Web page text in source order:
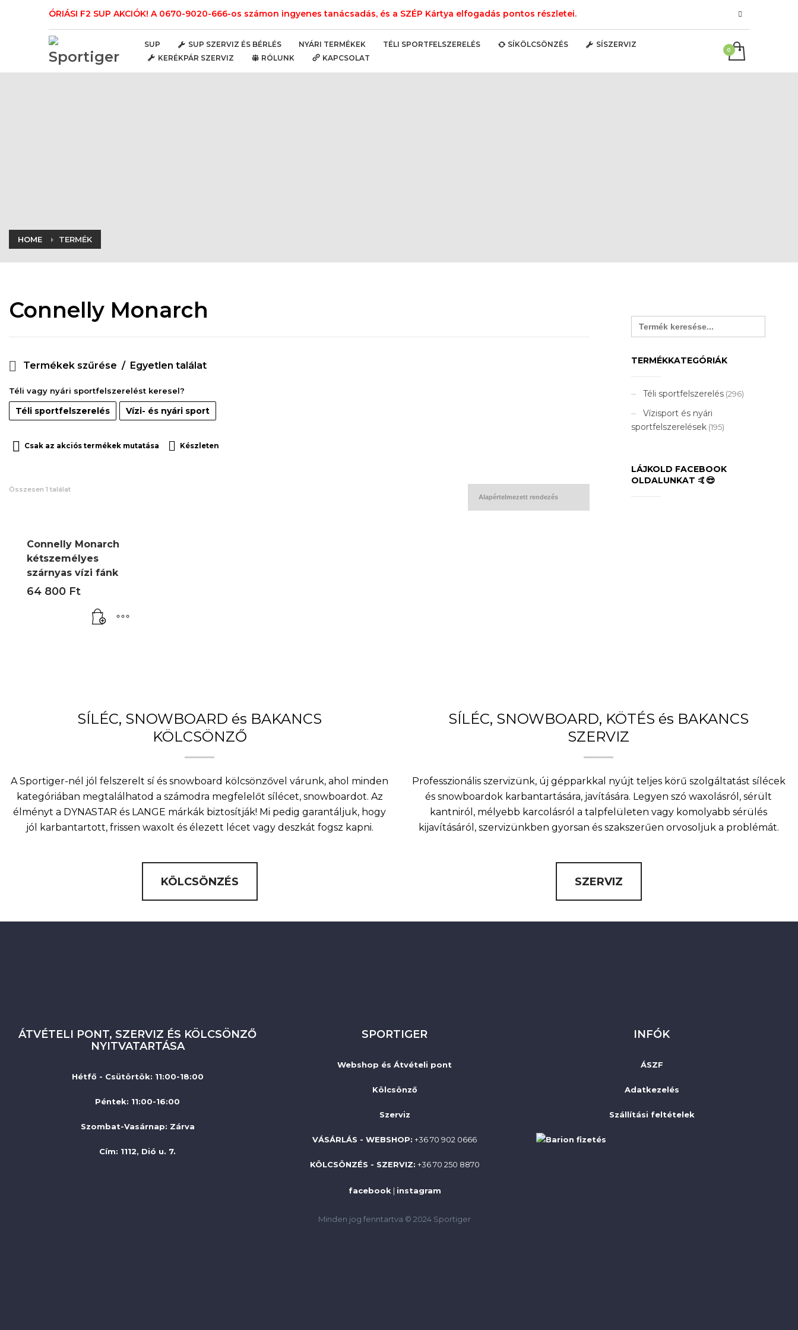
ÓRIÁSI F2 SUP AKCIÓK! A 0670-9020-666-os számon ingyenes tanácsadás, és a SZÉP Kártya elfogadás pontos részletei.
SUP SUP SZERVIZ ÉS BÉRLÉS NYÁRI TERMÉKEK TÉLI SPORTFELSZERELÉS SÍKÖLCSÖNZÉS
SÍSZERVIZ
KERÉKPÁR SZERVIZ
RÓLUNK KAPCSOLAT
HOME TERMÉK
Connelly Monarch
Termékek szűrése Egyetlen találat
Téli vagy nyári sportfelszerelést keresel?
Téli sportfelszerelés Vízi- és nyári sport
Csak az akciós termékek mutatása Készleten
Összesen 1 találat
Connelly Monarch
kétszemélyes
szárnyas vízi fánk
64 800 Ft
Search
for:
TERMÉKKATEGÓRIÁK
Téli sportfelszerelés (296)
Vízisport és nyári
sportfelszerelések (195)
LÁJKOLD FACEBOOK
OLDALUNKAT 🤙😎
SÍLÉC, SNOWBOARD és BAKANCS
KÖLCSÖNZŐ
A Sportiger-nél jól felszerelt sí és snowboard kölcsönzővel várunk, ahol minden
kategóriában megtalálhatod a számodra megfelelőt sílécet, snowboardot. Az
élményt a DYNASTAR és LANGE márkák biztosítják! Mi pedig garantáljuk, hogy
jól karbantartott, frissen waxolt és élezett lécet vagy deszkát fogsz kapni.
KÖLCSÖNZÉS
SÍLÉC, SNOWBOARD, KÖTÉS és BAKANCS
SZERVIZ
Professzionális szervizünk, új gépparkkal nyújt teljes körű szolgáltatást sílécek
és snowboardok karbantartására, javítására. Legyen szó waxolásról, sérült
kantniról, mélyebb karcolásról a talpfelületen vagy komolyabb sérülés
kijavításáról, szervizünkben gyorsan és szakszerűen orvosoljuk a problémát.
SZERVIZ
ÁTVÉTELI PONT, SZERVIZ ÉS KÖLCSÖNZŐ
NYITVATARTÁSA
Hétfő - Csütörtök: 11:00-18:00
Péntek: 11:00-16:00
Szombat-Vasárnap: Zárva
Cím: 1112, Dió u. 7.
SPORTIGER
Webshop és Átvételi pont
Kölcsönző
Szerviz
VÁSÁRLÁS - WEBSHOP: +36 70 902 0666
KÖLCSÖNZÉS - SZERVIZ: +36 70 250 8870
INFÓK
ÁSZF
Adatkezelés
Szállítási feltételek
facebook| instagram
Minden jog fenntartva © 2024 Sportiger